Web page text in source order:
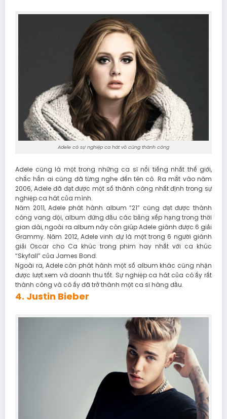
Adele có sự nghiệp ca hát vô cùng thành công
Adele cũng là một trong những ca sĩ nổi tiếng nhất thế giới,
chắc hẳn ai cũng đã từng nghe đến tên cô. Ra mắt vào năm
2006, Adele đã đạt được một số thành công nhất định trong sự
nghiệp ca hát của mình.
Năm 2011, Adele phát hành album “21” cũng đạt được thành
công vang dội, album đứng đầu các bảng xếp hạng trong thời
gian dài, ngoài ra album này còn giúp Adele giành được 6 giải
Grammy. Năm 2012, Adele vinh dự là một trong 6 người giành
giải Oscar cho Ca khúc trong phim hay nhất với ca khúc
“Skyfall” của James Bond.
Ngoài ra, Adele còn phát hành một số album khác cũng nhận
được lượt xem và doanh thu tốt. Sự nghiệp ca hát của cô ấy rất
thành công và cô ấy đã trở thành một ca sĩ hàng đầu.
4. Justin Bieber